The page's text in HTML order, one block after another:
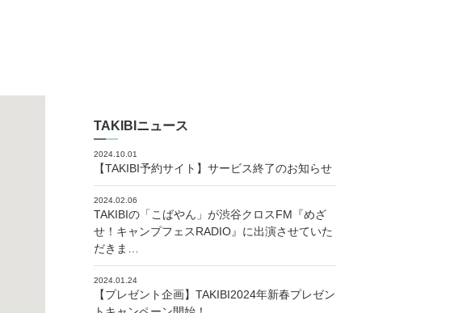
TAKIBIニュース
2024.10.01
【TAKIBI予約サイト】サービス終了のお知らせ
2024.02.06
TAKIBIの「こばやん」が渋谷クロスFM『めざ
せ！キャンプフェスRADIO』に出演させていた
だきま…
2024.01.24
【プレゼント企画】TAKIBI2024年新春プレゼン